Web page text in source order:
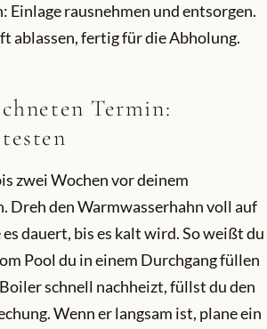
Einlage rausnehmen und entsorgen.
ablassen, fertig für die Abholung.
Termin:
zwei Wochen vor deinem
Dreh den Warmwasserhahn voll auf
dauert, bis es kalt wird. So weißt du
Pool du in einem Durchgang füllen
schnell nachheizt, füllst du den
Wenn er langsam ist, plane ein